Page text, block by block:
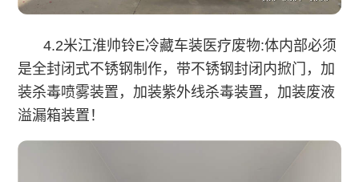
4.2米江淮帅铃E冷藏车装医疗废物:体内部必须
是全封闭式不锈钢制作，带不锈钢封闭内掀门，加
装杀毒喷雾装置，加装紫外线杀毒装置，加装废液
溢漏箱装置！